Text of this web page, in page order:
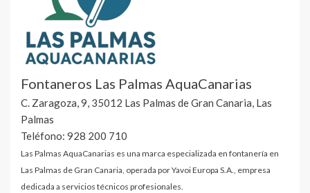
Fontaneros Las Palmas AquaCanarias
C. Zaragoza, 9, 35012 Las Palmas de Gran Canaria, Las
Palmas
Teléfono: 928 200 710
Las Palmas AquaCanarias es una marca especializada en fontanería en
Las Palmas de Gran Canaria, operada por Yavoi Europa S.A., empresa
dedicada a servicios técnicos profesionales.